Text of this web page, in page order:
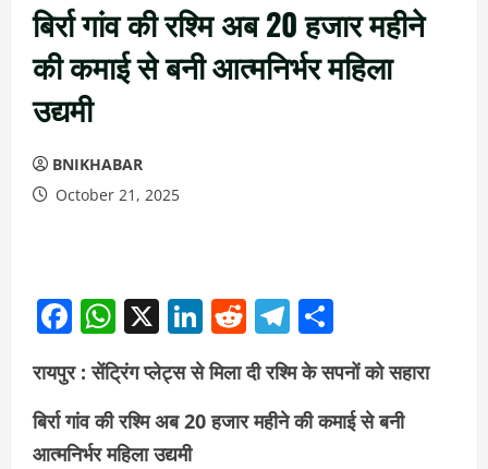
बिर्रा गांव की रश्मि अब 20 हजार महीने
की कमाई से बनी आत्मनिर्भर महिला
उद्यमी
BNIKHABAR
October 21, 2025
Facebook
WhatsApp
X LinkedIn
RedditTelegram
रायपुर : सेंट्रिंग प्लेट्स से मिला दी रश्मि के सपनों को सहारा
बिर्रा गांव की रश्मि अब 20 हजार महीने की कमाई से बनी
आत्मनिर्भर महिला उद्यमी